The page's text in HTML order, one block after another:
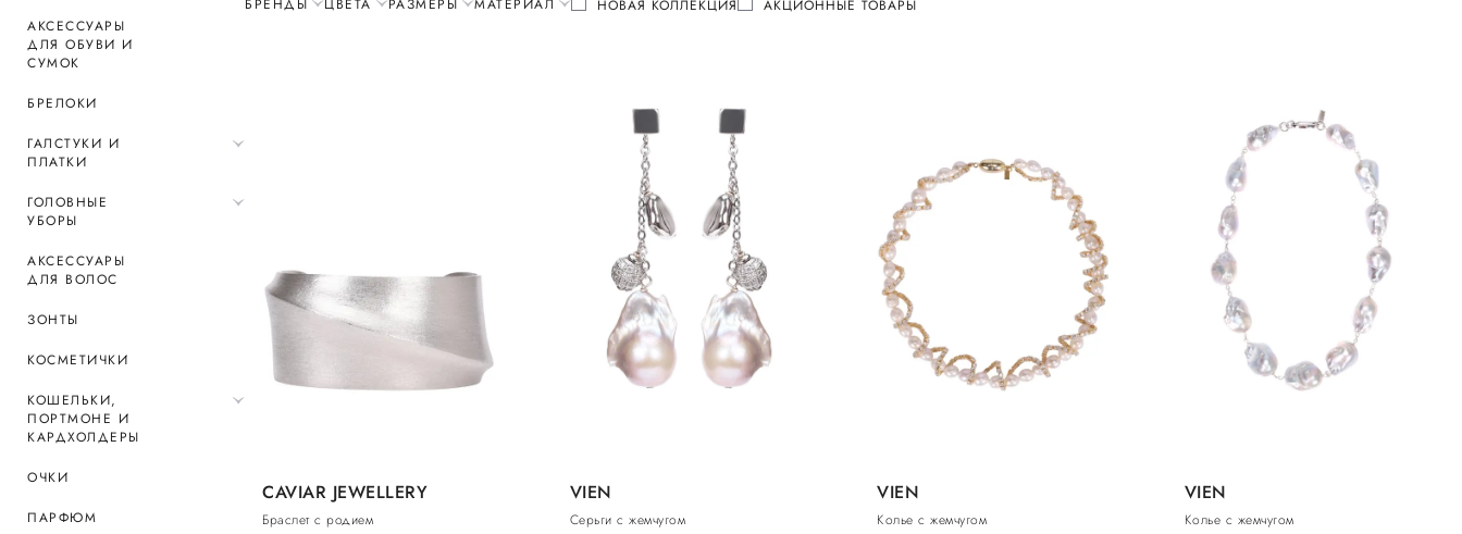
АКСЕССУАРЫ
ДЛЯ ОБУВИ И
СУМОК
БРЕЛОКИ
ГАЛСТУКИ И
ПЛАТКИ
ГОЛОВНЫЕ
УБОРЫ
АКСЕССУАРЫ
ДЛЯ ВОЛОС
ЗОНТЫ
КОСМЕТИЧКИ
КОШЕЛЬКИ,
ПОРТМОНЕ И
КАРДХОЛДЕРЫ
ОЧКИ
ПАРФЮМ
БРЕНДЫ ЦВЕТА РАЗМЕРЫ МАТЕРИАЛ НОВАЯ КОЛЛЕКЦИЯ АКЦИОННЫЕ ТОВАРЫ
CAVIAR JEWELLERY
Браслет с родием
VIEN
Серьги с жемчугом
VIEN
Колье с жемчугом
VIEN
Колье с жемчугом